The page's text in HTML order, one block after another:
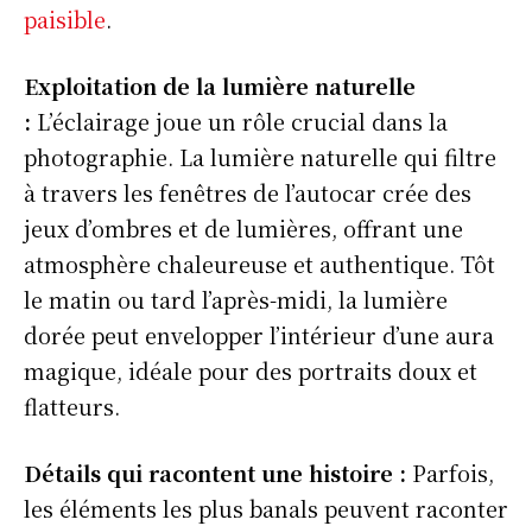
Asie
paisible.
Exploitation de la lumière naturelle
: L’éclairage joue un rôle crucial dans la
photographie. La lumière naturelle qui filtre
à travers les fenêtres de l’autocar crée des
jeux d’ombres et de lumières, offrant une
atmosphère chaleureuse et authentique. Tôt
le matin ou tard l’après-midi, la lumière
dorée peut envelopper l’intérieur d’une aura
magique, idéale pour des portraits doux et
flatteurs.
Détails qui racontent une histoire : Parfois,
les éléments les plus banals peuvent raconter